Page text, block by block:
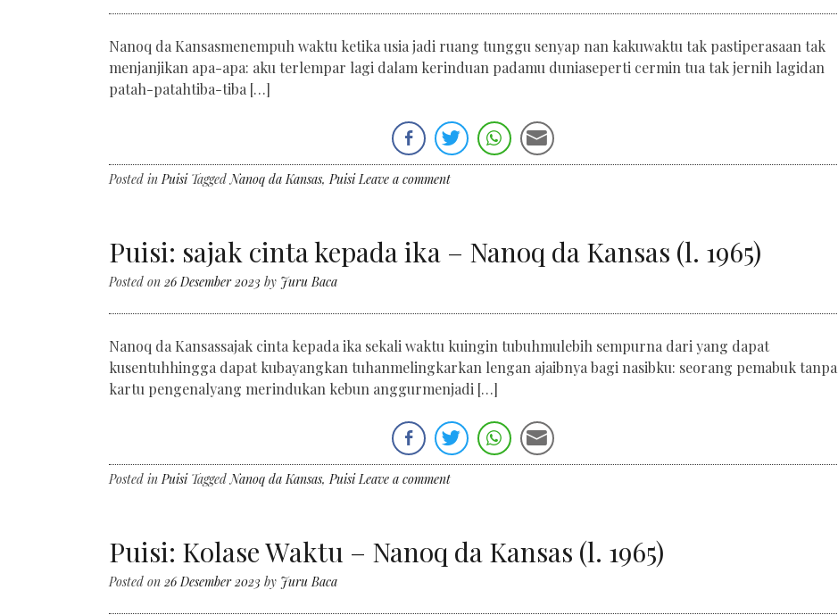
Nanoq da Kansasmenempuh waktu ketika usia jadi ruang tunggu senyap nan kakuwaktu tak pastiperasaan tak
menjanjikan apa-apa: aku terlempar lagi dalam kerinduan padamu duniaseperti cermin tua tak jernih lagidan
patah-patahtiba-tiba […]
Posted inPuisi TaggedNanoq da Kansas,Puisi Leave a comment
Puisi: sajak cinta kepada ika – Nanoq da Kansas (l. 1965)
Posted on 26 Desember 2023 by Juru Baca
Nanoq da Kansassajak cinta kepada ika sekali waktu kuingin tubuhmulebih sempurna dari yang dapat
kusentuhhingga dapat kubayangkan tuhanmelingkarkan lengan ajaibnya bagi nasibku: seorang pemabuk tanpa
kartu pengenalyang merindukan kebun anggurmenjadi […]
Posted inPuisi TaggedNanoq da Kansas,Puisi Leave a comment
Puisi: Kolase Waktu – Nanoq da Kansas (l. 1965)
Posted on 26 Desember 2023 by Juru Baca